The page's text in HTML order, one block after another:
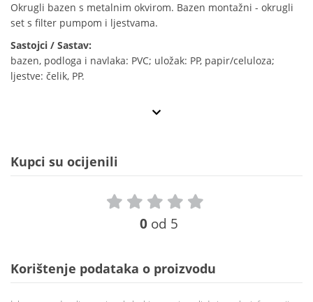
Okrugli bazen s metalnim okvirom. Bazen montažni - okrugli
set s filter pumpom i ljestvama.
Sastojci / Sastav:
bazen, podloga i navlaka: PVC; uložak: PP, papir/celuloza;
ljestve: čelik, PP.
Kupci su ocijenili
0 od 5
Korištenje podataka o proizvodu